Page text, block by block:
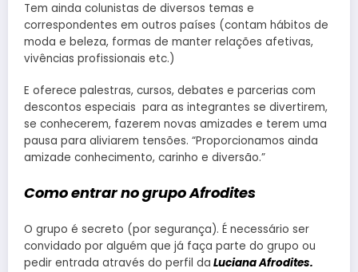
Tem ainda colunistas de diversos temas e
correspondentes em outros países (contam hábitos de
moda e beleza, formas de manter relações afetivas,
vivências profissionais etc.)
E oferece palestras, cursos, debates e parcerias com
descontos especiais para as integrantes se divertirem,
se conhecerem, fazerem novas amizades e terem uma
pausa para aliviarem tensões. “Proporcionamos ainda
amizade conhecimento, carinho e diversão.”
Como entrar no grupo Afrodites
O grupo é secreto (por segurança). É necessário ser
convidado por alguém que já faça parte do grupo ou
pedir entrada através do perfil da Luciana Afrodites.